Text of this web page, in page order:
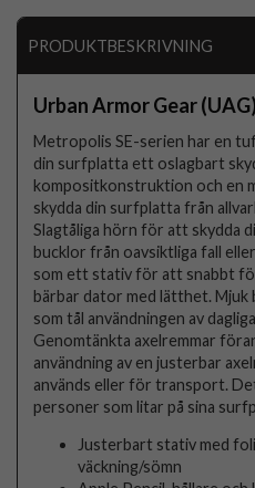
PRODUKTBESKRIVNING
Urban Armor Gear
Metropolis SE-serien har en
din surfplatta ett oslagbart
kompositkonstruktion och en
skydda din surfplatta från
Slagtåliga hörn för att skydda
bucklor från oavsiktliga fall
som ett stativ för att snabbt
bärbar dator med lätthet.
som tål användningen av
Genomtänkta axelremmar
användning av en justerbar
används eller för transport.
personer som litar på sina
Justerbart stativ med
väckning/sömn